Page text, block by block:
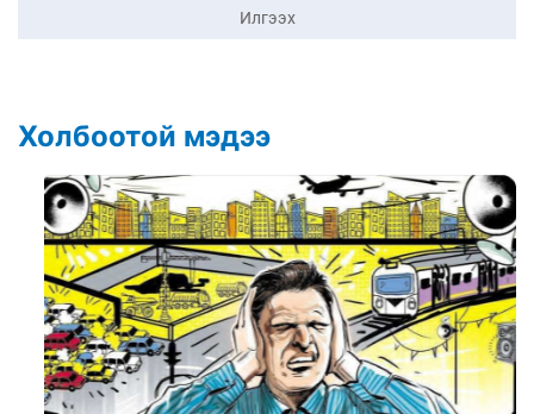
Илгээх
Холбоотой мэдээ